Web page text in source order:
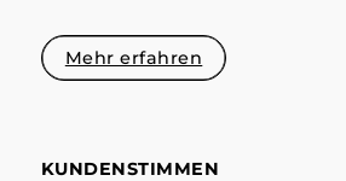
Mehr erfahren
KUNDENSTIMMEN